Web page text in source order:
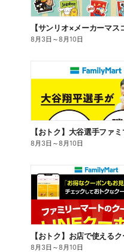
8月3日 ～8月10日
8月3日 ～8月10日
8月3日 ～8月10日